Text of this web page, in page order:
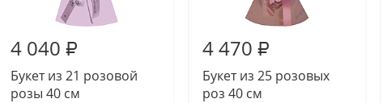
4 040 ₽
Букет из 21 розовой
розы 40 см
4 470 ₽
Букет из 25 розовых
роз 40 см